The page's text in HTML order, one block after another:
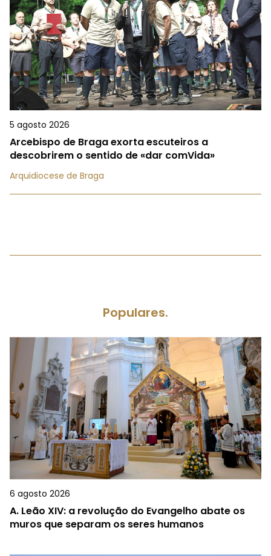
5 agosto 2026
Arcebispo de Braga exorta escuteiros a
descobrirem o sentido de «dar comVida»
Arquidiocese de Braga
Populares.
6 agosto 2026
A. Leão XIV: a revolução do Evangelho abate os
muros que separam os seres humanos